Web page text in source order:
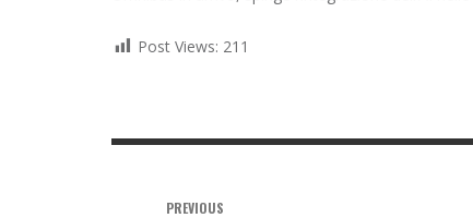
Post Views: 211
PREVIOUS